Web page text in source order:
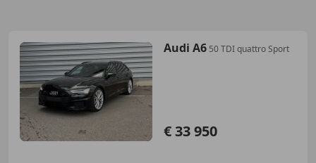
Audi A6 50 TDI quattro Sport
€ 33 950